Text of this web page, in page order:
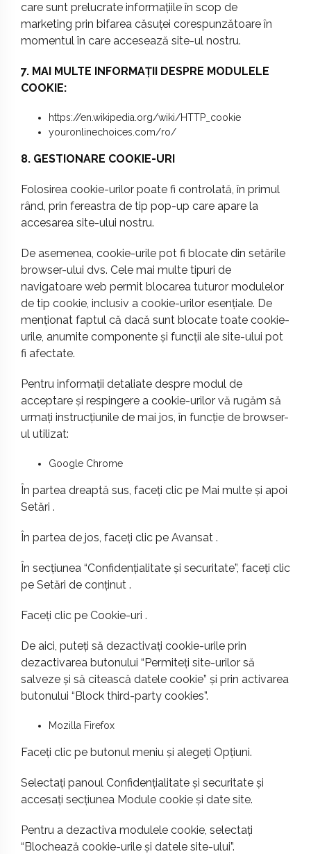
care sunt prelucrate informațiile în scop de
marketing prin bifarea căsuței corespunzătoare în
momentul în care accesează site-ul nostru.
7. MAI MULTE INFORMAȚII DESPRE MODULELE
COOKIE:
https://en.wikipedia.org/wiki/HTTP_cookie
youronlinechoices.com/ro/
8. GESTIONARE COOKIE-URI
Folosirea cookie-urilor poate fi controlată, în primul
rând, prin fereastra de tip pop-up care apare la
accesarea site-ului nostru.
De asemenea, cookie-urile pot fi blocate din setările
browser-ului dvs. Cele mai multe tipuri de
navigatoare web permit blocarea tuturor modulelor
de tip cookie, inclusiv a cookie-urilor esențiale. De
menționat faptul că dacă sunt blocate toate cookie-
urile, anumite componente și funcții ale site-ului pot
fi afectate.
Pentru informații detaliate despre modul de
acceptare și respingere a cookie-urilor vă rugăm să
urmați instrucțiunile de mai jos, în funcție de browser-
ul utilizat:
Google Chrome
În partea dreaptă sus, faceți clic pe Mai multe și apoi
Setări .
În partea de jos, faceți clic pe Avansat .
În secțiunea “Confidențialitate și securitate”, faceți clic
pe Setări de conținut .
Faceți clic pe Cookie-uri .
De aici, puteți să dezactivați cookie-urile prin
dezactivarea butonului “Permiteți site-urilor să
salveze și să citească datele cookie” și prin activarea
butonului “Block third-party cookies”.
Mozilla Firefox
Faceți clic pe butonul meniu și alegeți Opțiuni.
Selectați panoul Confidențialitate și securitate și
accesați secțiunea Module cookie și date site.
Pentru a dezactiva modulele cookie, selectați
“Blochează cookie-urile și datele site-ului”.